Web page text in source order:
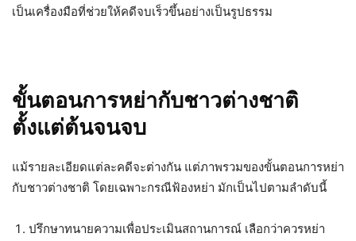
เป็นเครื่องมือที่ช่วยให้คดีจบเร็วขึ้นอย่างเป็นรูปธรรม
ขั้นตอนการหย่ากับชาวต่างชาติ
ตั้งแต่ต้นจนจบ
แม้รายละเอียดแต่ละคดีจะต่างกัน แต่ภาพรวมของขั้นตอนการหย่า
กับชาวต่างชาติ โดยเฉพาะกรณีฟ้องหย่า มักเป็นไปตามลำดับนี้
ปรึกษาทนายความเพื่อประเมินสถานการณ์ เลือกว่าควรหย่า